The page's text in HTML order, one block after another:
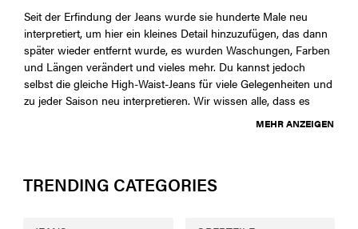
Seit der Erfindung der Jeans wurde sie hunderte Male neu
interpretiert, um hier ein kleines Detail hinzuzufügen, das dann
später wieder entfernt wurde, es wurden Waschungen, Farben
und Längen verändert und vieles mehr. Du kannst jedoch
selbst die gleiche High-Waist-Jeans für viele Gelegenheiten und
zu jeder Saison neu interpretieren. Wir wissen alle, dass es
MEHR ANZEIGEN
TRENDING CATEGORIES